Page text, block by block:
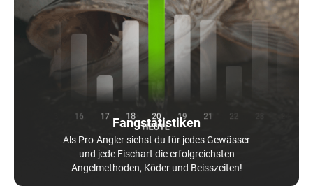
Fangstatistiken
Als Pro-Angler siehst du für jedes Gewässer
und jede Fischart die erfolgreichsten
Angelmethoden, Köder und Beisszeiten!